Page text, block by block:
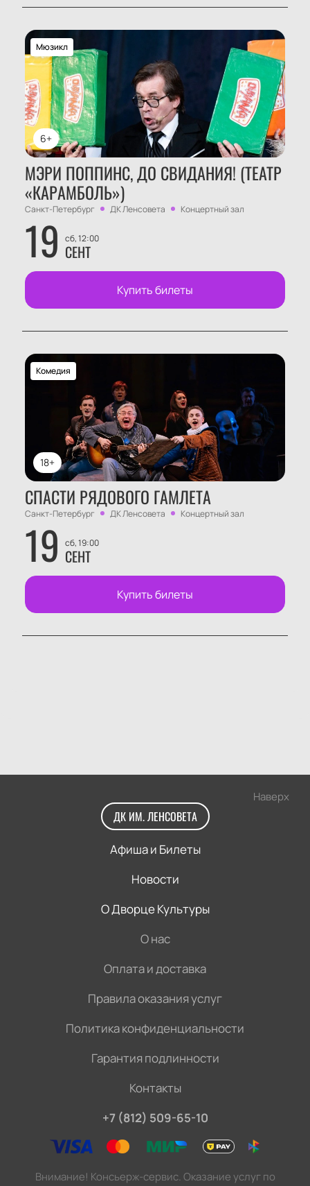
6+
Мюзикл
МЭРИ ПОППИНС, ДО СВИДАНИЯ! (ТЕАТР
«КАРАМБОЛЬ»)
Санкт-Петербург ДК Ленсовета Концертный зал
19 сб, 12:00
СЕНТ
Купить билеты
18+
Комедия
СПАСТИ РЯДОВОГО ГАМЛЕТА
Санкт-Петербург ДК Ленсовета Концертный зал
19 сб, 19:00
СЕНТ
Купить билеты
Наверх
ДК ИМ. ЛЕНСОВЕТА
Афиша и Билеты
Новости
О Дворце Культуры
О нас
Оплата и доставка
Правила оказания услуг
Политика конфиденциальности
Гарантия подлинности
Контакты
+7 (812) 509-65-10
Внимание! Консьерж-сервис. Оказание услуг по